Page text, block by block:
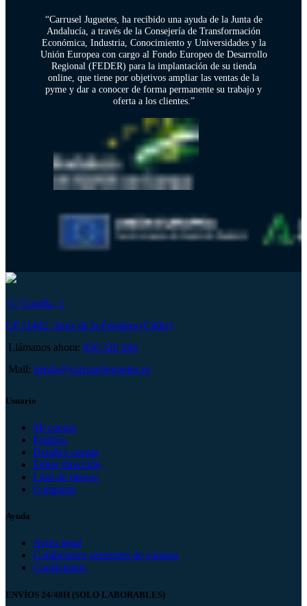
“Carrusel Juguetes, ha recibido una ayuda de la Junta de
Andalucía, a través de la Consejería de Transformación
Económica, Industria, Conocimiento y Universidades y la
Unión Europea con cargo al Fondo Europeo de Desarrollo
Regional (FEDER) para la implantación de su tienda
online, que tiene por objetivos ampliar las ventas de la
pyme y dar a conocer de forma permanente su trabajo y
oferta a los clientes.”
C/ Castilla, 1
CP 11402, Jerez de la Frontera (Cádiz)
Llámanos ahora: 956 320 284
Mail: tienda@carruseljuguetes.es
Usuario
Mi cuenta
Pedidos
Detalles cuenta
Editar dirección
Lista de deseos
Comparar
Ayuda
Aviso legal
Condiciones generales de compra
Contáctanos
ENVÍOS 24/48H (SOLO LABORABLES)